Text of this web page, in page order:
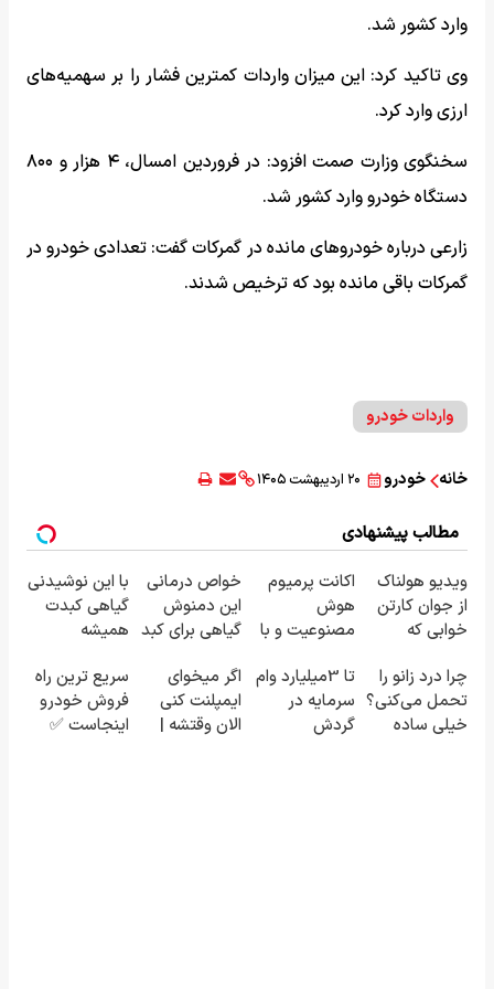
وارد کشور شد.
وی تاکید کرد: این میزان واردات کمترین فشار را بر سهمیه‌های
ارزی وارد کرد.
سخنگوی وزارت صمت افزود: در فروردین امسال، ۴ هزار و ۸۰۰
دستگاه خودرو وارد کشور شد.
زارعی درباره خودرو‌های مانده در گمرکات گفت: تعدادی خودرو در
گمرکات باقی مانده بود که ترخیص شدند.
واردات خودرو
خانه خودرو ۲۰ اردیبهشت ۱۴۰۵
مطالب پیشنهادی
ویدیو هولناک
از جوان کارتن
خوابی که
آموزش رایگان
اکانت پرمیوم
هوش
مصنوعیت و با
دریافت تخفیف
👇👇
خواص درمانی
این دمنوش
گیاهی برای کبد
خبرید!
با این نوشیدنی
گیاهی کبدت
همیشه
چرا درد زانو را
تحمل می‌کنی؟
خیلی ساده
تا 3میلیارد وام
سرمایه در
گردش
اگر میخوای
ایمپلنت کنی
الان وقتشه |
سریع ترین راه
فروش خودرو
اینجاست ✅